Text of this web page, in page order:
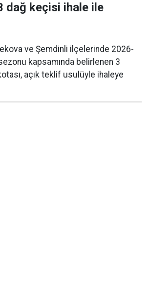
dağ keçisi ihale ile
ve Şemdinli ilçelerinde 2026-
kapsamında belirlenen 3
açık teklif usulüyle ihaleye